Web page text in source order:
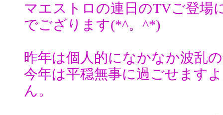
マエストロの連日のTVご登場
でござります(*^。^*)
昨年は個人的になかなか波乱
今年は平穏無事に過ごせます
ん。